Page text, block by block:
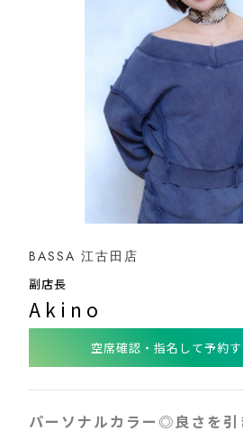
BASSA 江古田店
副店長
Akino
空席確認・指名して予約す
パーソナルカラー◎良さを引